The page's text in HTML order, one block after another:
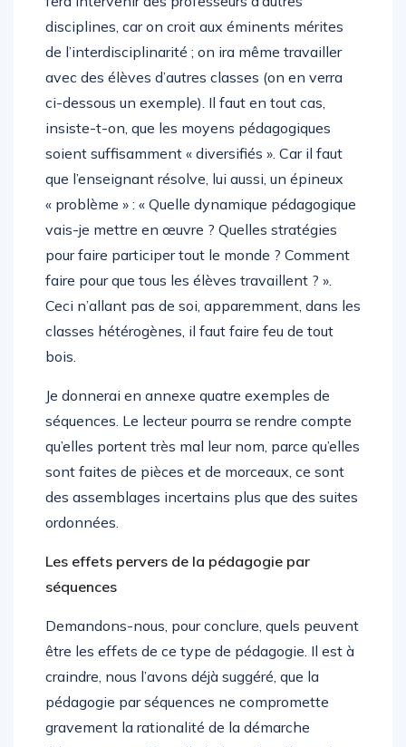
disciplines, car on croit aux éminents mérites
de l’interdisciplinarité ; on ira même travailler
avec des élèves d’autres classes (on en verra
ci-dessous un exemple). Il faut en tout cas,
insiste-t-on, que les moyens pédagogiques
soient suffisamment « diversifiés ». Car il faut
que l’enseignant résolve, lui aussi, un épineux
« problème » : « Quelle dynamique pédagogique
vais-je mettre en œuvre ? Quelles stratégies
pour faire participer tout le monde ? Comment
faire pour que tous les élèves travaillent ? ».
Ceci n’allant pas de soi, apparemment, dans les
classes hétérogènes, il faut faire feu de tout
bois.
Je donnerai en annexe quatre exemples de
séquences. Le lecteur pourra se rendre compte
qu’elles portent très mal leur nom, parce qu’elles
sont faites de pièces et de morceaux, ce sont
des assemblages incertains plus que des suites
ordonnées.
Les effets pervers de la pédagogie par
séquences
Demandons-nous, pour conclure, quels peuvent
être les effets de ce type de pédagogie. Il est à
craindre, nous l’avons déjà suggéré, que la
pédagogie par séquences ne compromette
gravement la rationalité de la démarche